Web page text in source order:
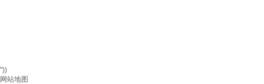
"))
网站地图